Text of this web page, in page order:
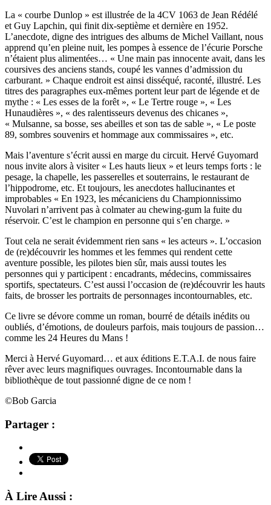
La « courbe Dunlop » est illustrée de la 4CV 1063 de Jean Rédélé
et Guy Lapchin, qui finit dix-septième et dernière en 1952.
L’anecdote, digne des intrigues des albums de Michel Vaillant, nous
apprend qu’en pleine nuit, les pompes à essence de l’écurie Porsche
n’étaient plus alimentées… « Une main pas innocente avait, dans les
coursives des anciens stands, coupé les vannes d’admission du
carburant. » Chaque endroit est ainsi disséqué, raconté, illustré. Les
titres des paragraphes eux-mêmes portent leur part de légende et de
mythe : « Les esses de la forêt », « Le Tertre rouge », « Les
Hunaudières », « des ralentisseurs devenus des chicanes »,
« Mulsanne, sa bosse, ses abeilles et son tas de sable », « Le poste
89, sombres souvenirs et hommage aux commissaires », etc.
Mais l’aventure s’écrit aussi en marge du circuit. Hervé Guyomard
nous invite alors à visiter « Les hauts lieux » et leurs temps forts : le
pesage, la chapelle, les passerelles et souterrains, le restaurant de
l’hippodrome, etc. Et toujours, les anecdotes hallucinantes et
improbables « En 1923, les mécaniciens du Championnissimo
Nuvolari n’arrivent pas à colmater au chewing-gum la fuite du
réservoir. C’est le champion en personne qui s’en charge. »
Tout cela ne serait évidemment rien sans « les acteurs ». L’occasion
de (re)découvrir les hommes et les femmes qui rendent cette
aventure possible, les pilotes bien sûr, mais aussi toutes les
personnes qui y participent : encadrants, médecins, commissaires
sportifs, spectateurs. C’est aussi l’occasion de (re)découvrir les hauts
faits, de brosser les portraits de personnages incontournables, etc.
Ce livre se dévore comme un roman, bourré de détails inédits ou
oubliés, d’émotions, de douleurs parfois, mais toujours de passion…
comme les 24 Heures du Mans !
Merci à Hervé Guyomard… et aux éditions E.T.A.I. de nous faire
rêver avec leurs magnifiques ouvrages. Incontournable dans la
bibliothèque de tout passionné digne de ce nom !
©Bob Garcia
Partager :
À Lire Aussi :